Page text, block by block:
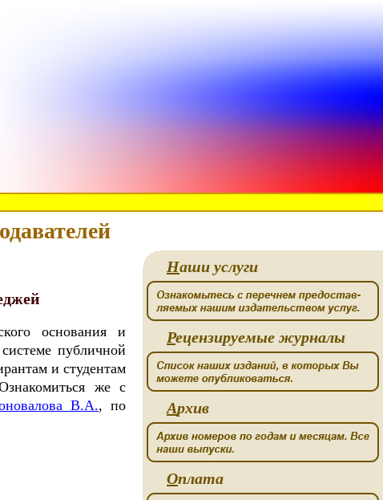
Наши услуги
Рецензируемые журналы
Архив
Оплата
основания и
публичной
и студентам
же с
В.А., по